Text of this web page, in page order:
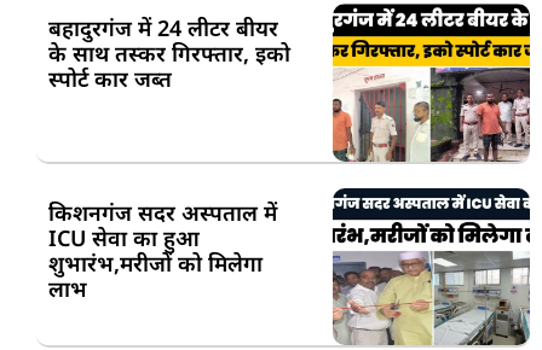
बहादुरगंज में 24 लीटर बीयर
के साथ तस्कर गिरफ्तार, इको
स्पोर्ट कार जब्त
किशनगंज सदर अस्पताल में
ICU सेवा का हुआ
शुभारंभ,मरीजों को मिलेगा
लाभ